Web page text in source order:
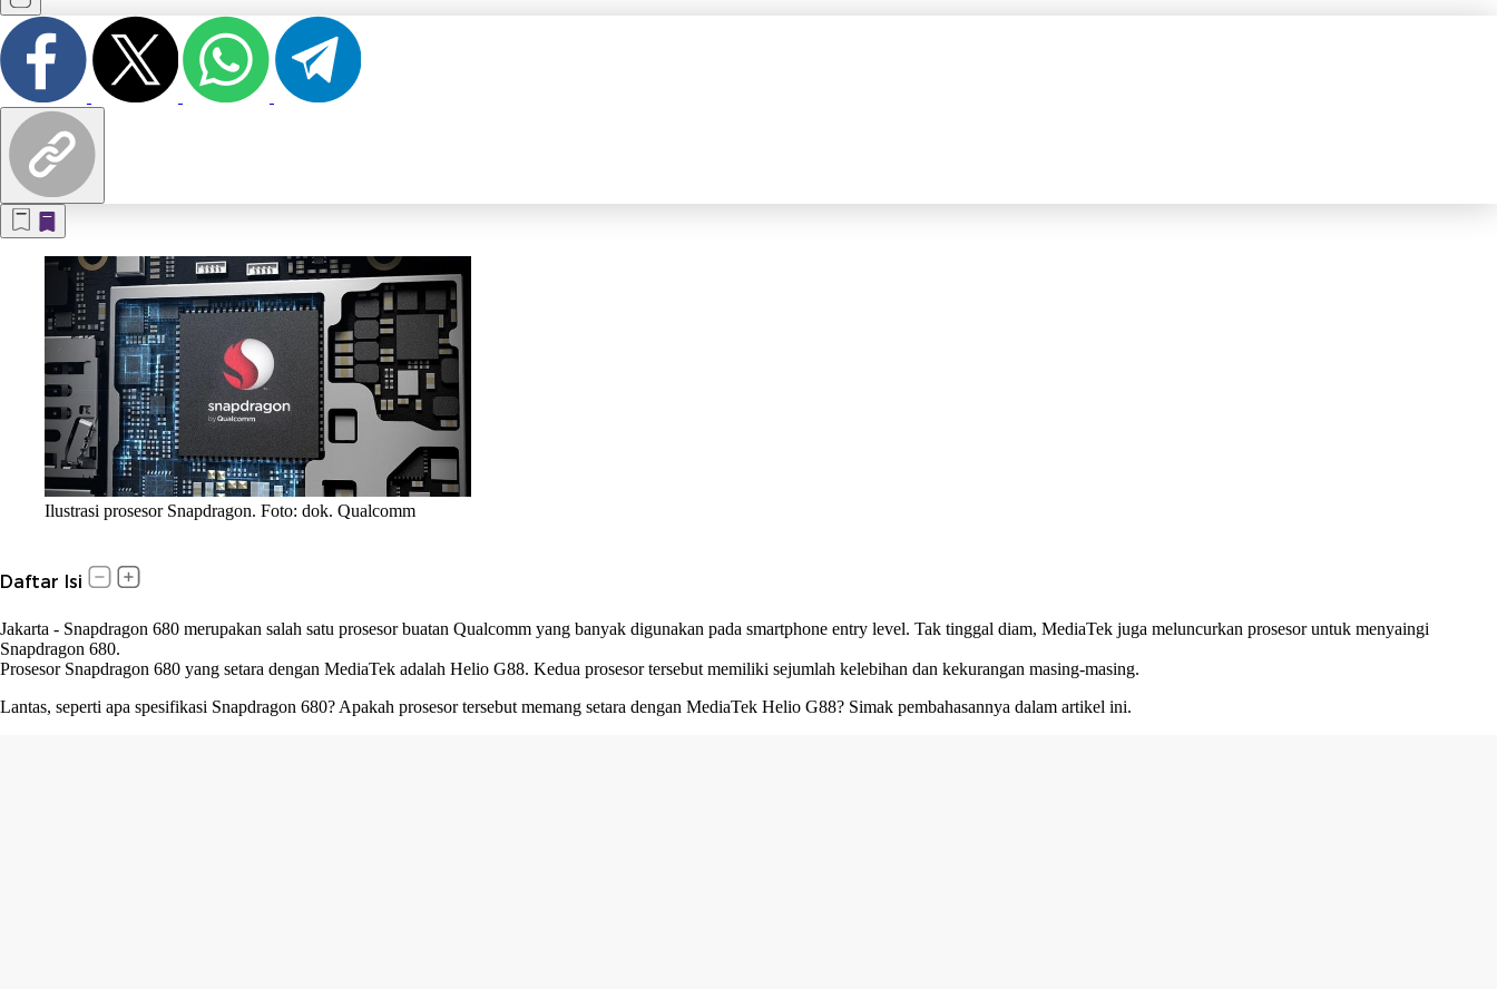
Ilustrasi prosesor Snapdragon. Foto: dok. Qualcomm
Daftar Isi
Jakarta - Snapdragon 680 merupakan salah satu prosesor buatan Qualcomm yang banyak digunakan pada smartphone entry level. Tak tinggal diam, MediaTek juga meluncurkan prosesor untuk menyaingi
Snapdragon 680.
Prosesor Snapdragon 680 yang setara dengan MediaTek adalah Helio G88. Kedua prosesor tersebut memiliki sejumlah kelebihan dan kekurangan masing-masing.
Lantas, seperti apa spesifikasi Snapdragon 680? Apakah prosesor tersebut memang setara dengan MediaTek Helio G88? Simak pembahasannya dalam artikel ini.